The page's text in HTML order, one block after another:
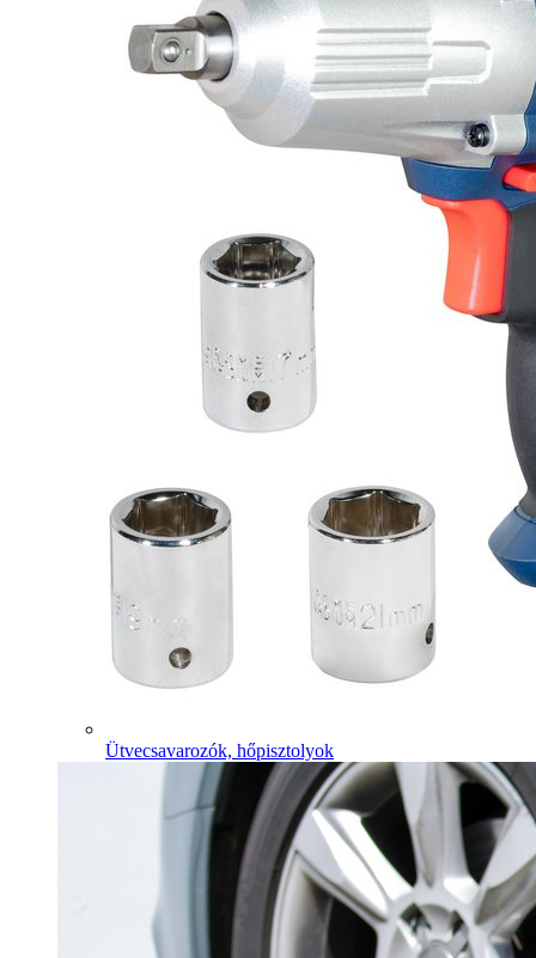
Ütvecsavarozók, hőpisztolyok